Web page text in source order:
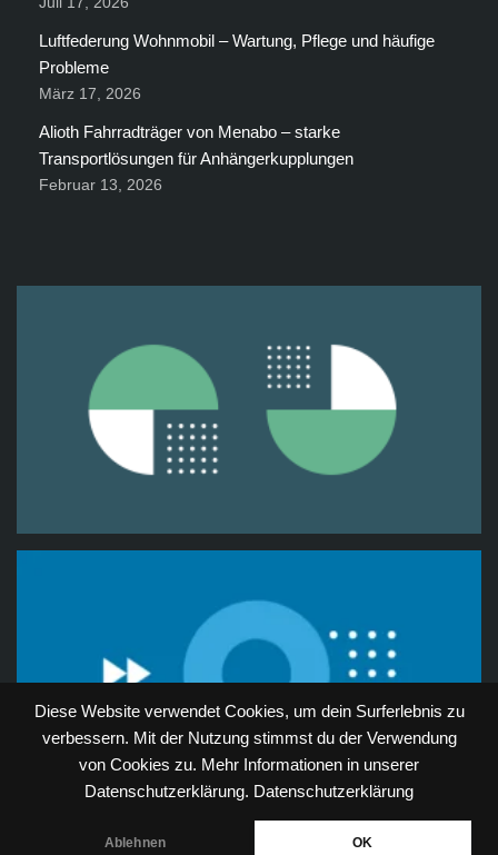
Diese Website verwendet Cookies, um dein Surferlebnis zu
verbessern. Mit der Nutzung stimmst du der Verwendung
von Cookies zu. Mehr Informationen in unserer
Datenschutzerklärung. Datenschutzerklärung
Ablehnen OK
Luftfederung Wohnmobil – Wartung, Pflege und häufige
Probleme
März 17, 2026
Alioth Fahrradträger von Menabo – starke
Transportlösungen für Anhängerkupplungen
Februar 13, 2026
| Präsentiert von